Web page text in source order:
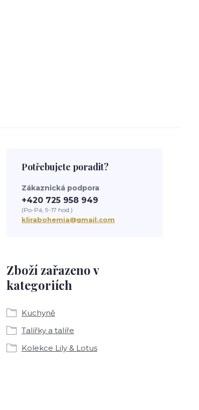
Zboží zařazeno v
kategoriích
Kuchyně
Talířky a talíře
Kolekce Lily & Lotus
Potřebujete poradit?
Zákaznická podpora
+420 725 958 949
(Po-Pá, 9-17 hod.)
klirabohemia@gmail.com